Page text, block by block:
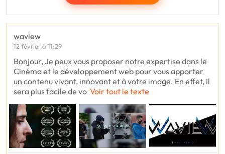
waview
12 février à 11:29
Bonjour, Je peux vous proposer notre expertise dans le
Cinéma et le développement web pour vous apporter
un contenu vivant, innovant et à votre image. En effet, il
sera plus facile de vo Voir tout le texte